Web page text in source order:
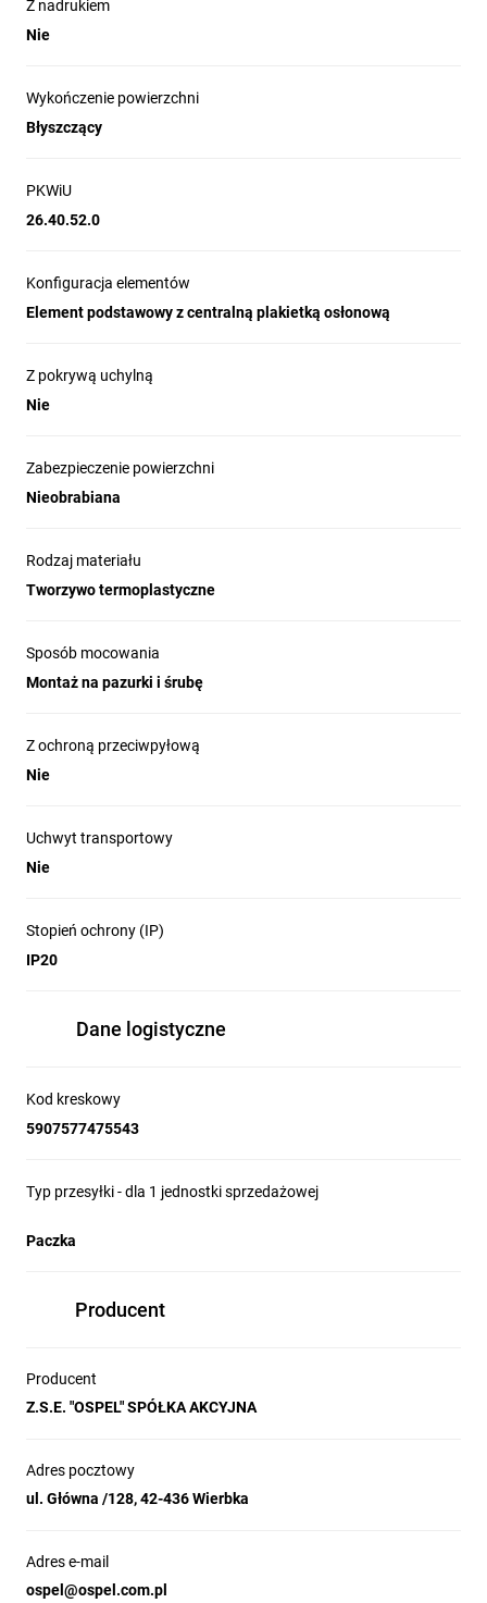
Z nadrukiem
Nie
Wykończenie powierzchni
Błyszczący
PKWiU
26.40.52.0
Konfiguracja elementów
Element podstawowy z centralną plakietką osłonową
Z pokrywą uchylną
Nie
Zabezpieczenie powierzchni
Nieobrabiana
Rodzaj materiału
Tworzywo termoplastyczne
Sposób mocowania
Montaż na pazurki i śrubę
Z ochroną przeciwpyłową
Nie
Uchwyt transportowy
Nie
Stopień ochrony (IP)
IP20
Dane logistyczne
Kod kreskowy
5907577475543
Typ przesyłki - dla 1 jednostki sprzedażowej
Paczka
Producent
Producent
Z.S.E. "OSPEL" SPÓŁKA AKCYJNA
Adres pocztowy
ul. Główna /128, 42-436 Wierbka
Adres e-mail
ospel@ospel.com.pl